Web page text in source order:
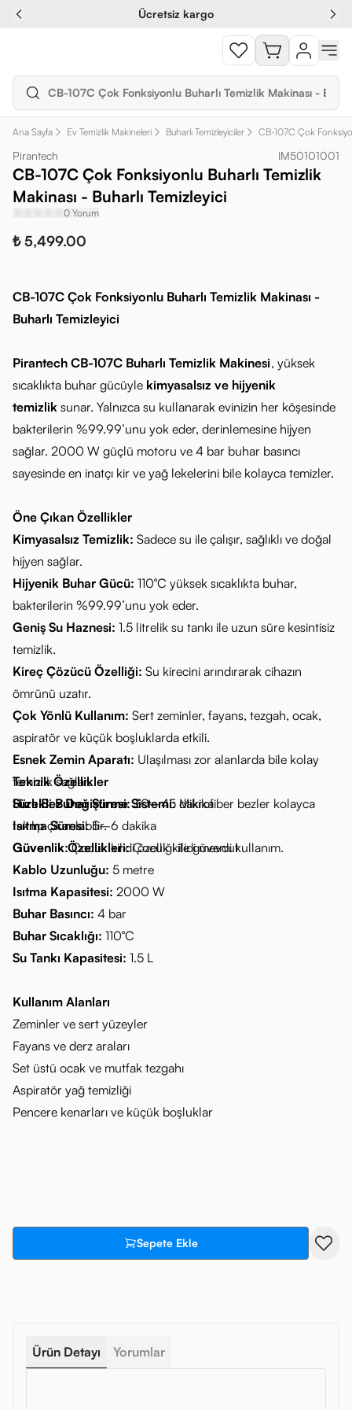
Ücretsiz kargo
Ana Sayfa Ev Temizlik Makineleri Buharlı Temizleyiciler CB-107C Çok
Pirantech IM50101001
CB-107C Çok Fonksiyonlu Buharlı Temizlik
Makinası - Buharlı Temizleyici
0 Yorum
₺ 5,499.00
CB-107C Çok Fonksiyonlu Buharlı Temizlik Makinası -
Buharlı Temizleyici
Pirantech CB-107C Buharlı Temizlik Makinesi, yüksek
sıcaklıkta buhar gücüyle kimyasalsız ve hijyenik
temizlik sunar. Yalnızca su kullanarak evinizin her köşesinde
bakterilerin %99.99’unu yok eder, derinlemesine hijyen
sağlar. 2000 W güçlü motoru ve 4 bar buhar basıncı
sayesinde en inatçı kir ve yağ lekelerini bile kolayca temizler.
Öne Çıkan Özellikler
Kimyasalsız Temizlik: Sadece su ile çalışır, sağlıklı ve doğal
hijyen sağlar.
Hijyenik Buhar Gücü: 110°C yüksek sıcaklıkta buhar,
bakterilerin %99.99’unu yok eder.
Geniş Su Haznesi: 1.5 litrelik su tankı ile uzun süre kesintisiz
temizlik.
Kireç Çözücü Özelliği: Su kirecini arındırarak cihazın
ömrünü uzatır.
Çok Yönlü Kullanım: Sert zeminler, fayans, tezgah, ocak,
aspiratör ve küçük boşluklarda etkili.
Esnek Zemin Aparatı: Ulaşılması zor alanlarda bile kolay
temizlik sağlar.
Hızlı Bez Değiştirme Sistemi: Mikrofiber bezler kolayca
takılıp çıkarılabilir.
Güvenlik:Çocuk kilidi özelliği ile güvenli kullanım.
Teknik Özellikler
Sürekli Buhar Süresi:30–45 dakika
Isıtma Süresi:5–6 dakika
Güvenlik Özellikleri:Çocuk kilidi mevcut
Kablo Uzunluğu: 5 metre
Isıtma Kapasitesi: 2000 W
Buhar Basıncı: 4 bar
Buhar Sıcaklığı: 110°C
Su Tankı Kapasitesi: 1.5 L
Kullanım Alanları
Zeminler ve sert yüzeyler
Fayans ve derz araları
Set üstü ocak ve mutfak tezgahı
Aspiratör yağ temizliği
Pencere kenarları ve küçük boşluklar
Sepete Ekle
Ürün Detayı Yorumlar